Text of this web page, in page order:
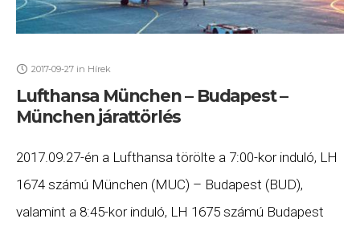
2017-09-27 in Hírek
Lufthansa München – Budapest –
München járattörlés
2017.09.27-én a Lufthansa törölte a 7:00-kor induló, LH
1674 számú München (MUC) – Budapest (BUD),
valamint a 8:45-kor induló, LH 1675 számú Budapest